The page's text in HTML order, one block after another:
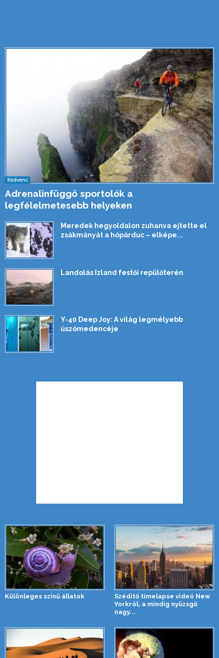
Kedvenc
Adrenalinfüggő sportolók a
legfélelmetesebb helyeken
Meredek hegyoldalon zuhanva ejtette el
zsákmányát a hópárduc – elképe...
Landolás Izland festői repülőterén
Y-40 Deep Joy: A világ legmélyebb
úszómedencéje
Különleges színű állatok
Szédítő timelapse videó New
Yorkról, a mindig nyüzsgő
nagy...